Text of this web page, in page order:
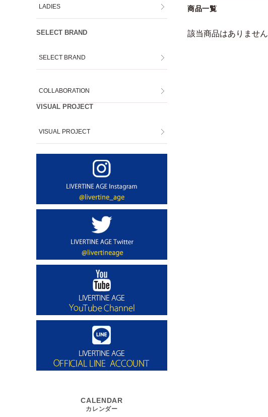
商品一覧
該当商品はありません
LADIES
SELECT BRAND
SELECT BRAND
COLLABORATION
VISUAL PROJECT
VISUAL PROJECT